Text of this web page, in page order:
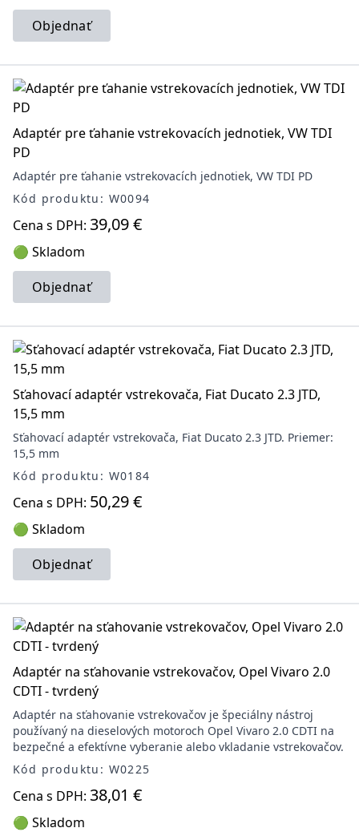
Objednať
Adaptér pre ťahanie vstrekovacích jednotiek, VW TDI
PD
Adaptér pre ťahanie vstrekovacích jednotiek, VW TDI PD
Kód produktu: W0094
Cena s DPH: 39,09 €
🟢 Skladom
Objednať
Sťahovací adaptér vstrekovača, Fiat Ducato 2.3 JTD,
15,5 mm
Sťahovací adaptér vstrekovača, Fiat Ducato 2.3 JTD. Priemer:
15,5 mm
Kód produktu: W0184
Cena s DPH: 50,29 €
🟢 Skladom
Objednať
Adaptér na sťahovanie vstrekovačov, Opel Vivaro 2.0
CDTI - tvrdený
Adaptér na sťahovanie vstrekovačov je špeciálny nástroj
používaný na dieselových motoroch Opel Vivaro 2.0 CDTI na
bezpečné a efektívne vyberanie alebo vkladanie vstrekovačov.
Kód produktu: W0225
Cena s DPH: 38,01 €
🟢 Skladom